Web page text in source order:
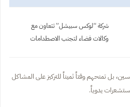
شركة “لوكس سبيشل” تتعاون مع
وكالات فضاء لتجنب الاصطدامات
بل تمنحهم وقتاً ثميناً للتركيز على المشاكل
يدوياً.